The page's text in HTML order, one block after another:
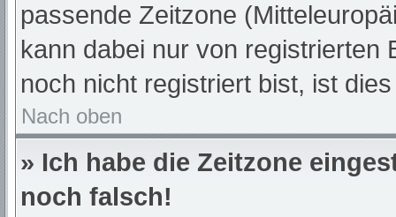
passende Zeitzone
kann dabei nur von registrierten
noch nicht registriert bist, ist
Nach oben
» Ich habe die Zeitzone
noch falsch!